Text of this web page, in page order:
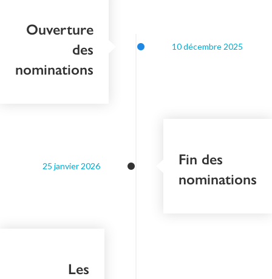
Ouverture
des
nominations
10 décembre 2025
Fin des
nominations
25 janvier 2026
Les